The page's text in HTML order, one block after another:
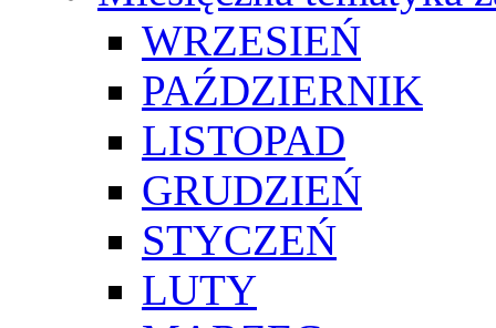
WRZESIEŃ
PAŹDZIERNIK
LISTOPAD
GRUDZIEŃ
STYCZEŃ
LUTY